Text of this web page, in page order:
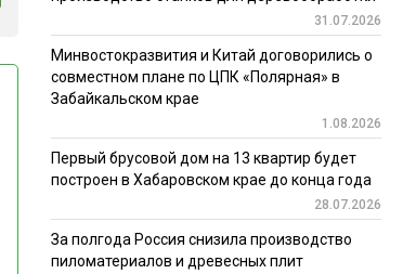
31.07.2026
Минвостокразвития и Китай договорились о
совместном плане по ЦПК «Полярная» в
Забайкальском крае
1.08.2026
Первый брусовой дом на 13 квартир будет
построен в Хабаровском крае до конца года
28.07.2026
За полгода Россия снизила производство
пиломатериалов и древесных плит